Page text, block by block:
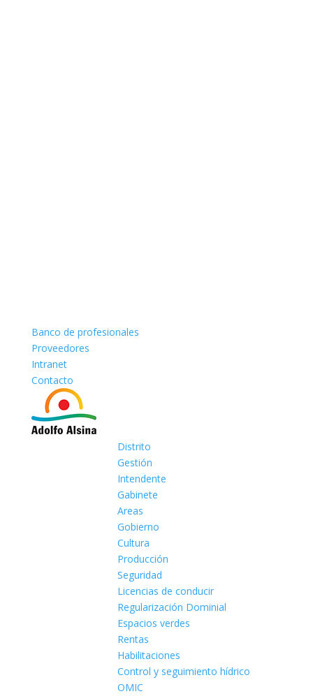
Banco de profesionales
Proveedores
Intranet
Contacto
Distrito
Gestión
Intendente
Gabinete
Areas
Gobierno
Cultura
Producción
Seguridad
Licencias de conducir
Regularización Dominial
Espacios verdes
Rentas
Habilitaciones
Control y seguimiento hídrico
OMIC